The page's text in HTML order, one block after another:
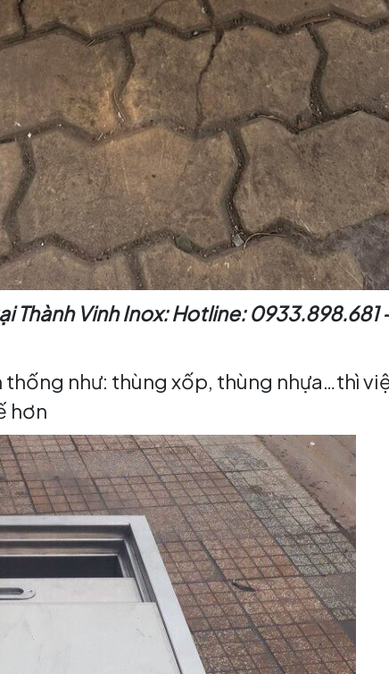
Thành Vinh Inox: Hotline: 0933.898.681
như: thùng xốp, thùng nhựa…thì
hơn